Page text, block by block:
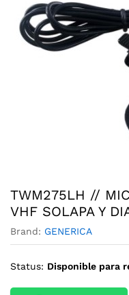
TWM275LH //
VHF SOLAPA Y
Brand: GENERICA
Status: Disponible para